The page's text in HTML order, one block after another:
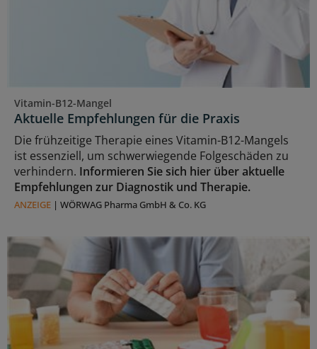
Vitamin-B12-Mangel
Aktuelle Empfehlungen für die Praxis
Die frühzeitige Therapie eines Vitamin-B12-Mangels
ist essenziell, um schwerwiegende Folgeschäden zu
verhindern. Informieren Sie sich hier über aktuelle
Empfehlungen zur Diagnostik und Therapie.
ANZEIGE | WÖRWAG Pharma GmbH & Co. KG